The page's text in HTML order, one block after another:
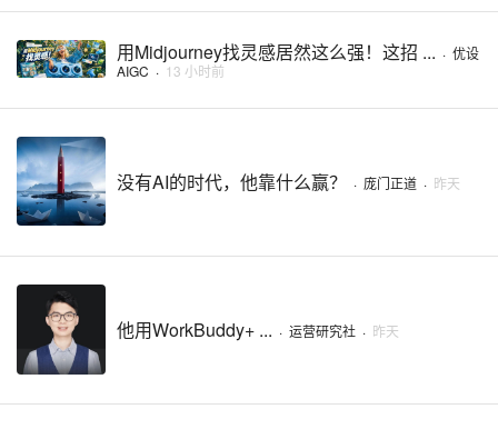
用Midjourney找灵感居然这么强！这招 ... · 优设
AIGC · 13 小时前
没有AI的时代，他靠什么赢？ · 庞门正道 · 昨天
他用WorkBuddy+ ... · 运营研究社 · 昨天